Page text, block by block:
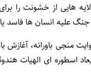
از خشونت را برای
علیه انسان ها فاسد
منجی باورانه،
اسطوره ای الهیات